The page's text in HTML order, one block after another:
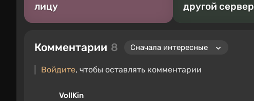
лицу
другой сервер
Комментарии 8
Войдите, чтобы оставлять комментарии
VollKin